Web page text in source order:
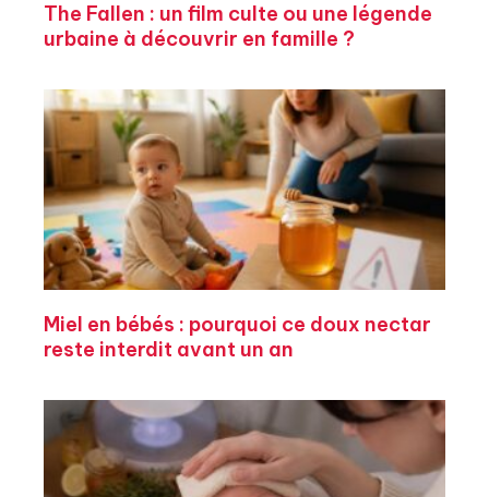
The Fallen : un film culte ou une légende
urbaine à découvrir en famille ?
Miel en bébés : pourquoi ce doux nectar
reste interdit avant un an